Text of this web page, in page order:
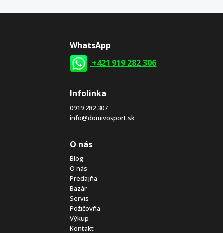
WhatsApp
+421 919 282 306
Infolinka
0919 282 307
info@domivosport.sk
O nás
Blog
O nás
Predajňa
Bazár
Servis
Požičovňa
Výkup
Kontakt